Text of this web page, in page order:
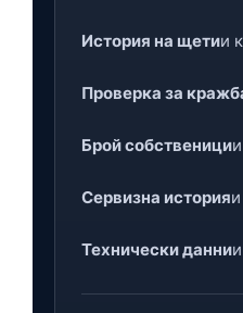
История на щетии
Проверка за
Брой собственици
Сервизна история
Технически данни